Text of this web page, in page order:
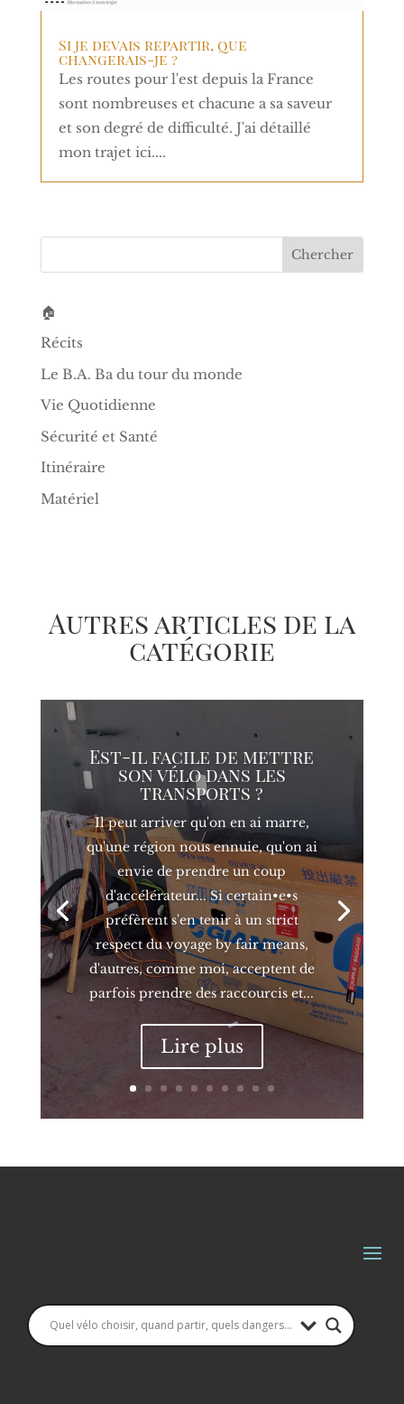
Si je devais repartir, que
changerais-je ?
Les routes pour l'est depuis la France
sont nombreuses et chacune a sa saveur
et son degré de difficulté. J'ai détaillé
mon trajet ici....
🏠
Récits
Le B.A. Ba du tour du monde
Vie Quotidienne
Sécurité et Santé
Itinéraire
Matériel
Autres articles de la
catégorie
Est-il facile de mettre
son vélo dans les
transports ?
Il peut arriver qu'on en ai marre,
qu'une région nous ennuie, qu'on ai
envie de prendre un coup
d'accélérateur... Si certain•e•s
préfèrent s'en tenir à un strict
respect du voyage by fair means,
d'autres, comme moi, acceptent de
parfois prendre des raccourcis et...
Lire plus